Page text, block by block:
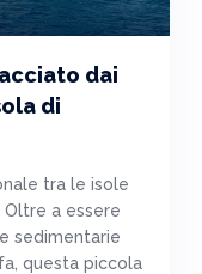
dai
di
tra le isole
Oltre a essere
sedimentarie
questa piccola